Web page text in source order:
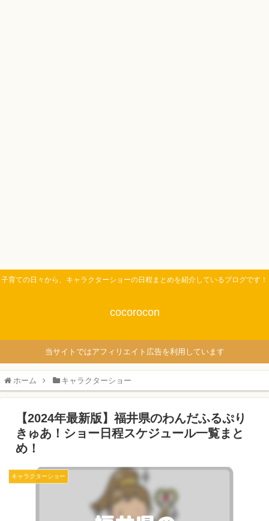
子育ての日々から、キャラクターショーの日程まとめを紹介しているブログです！
cocorocon
当サイトではアフィリエイト広告を利用しています
ホーム キャラクターショー
【2024年最新版】福井県のわんだふるぷり
きゅあ！ショー日程スケジュール一覧まと
め！
キャラクターショー